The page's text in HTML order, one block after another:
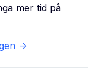
mer tid på
->